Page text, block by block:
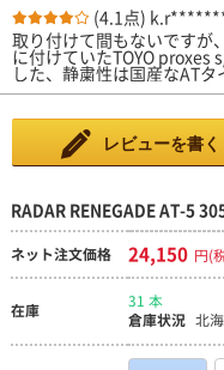
(4.1点)
取り付けて間もないですが
に付けていたTOYO proxes
した、静粛性は国産なAT
ーマンスは最高です、あと
レビューを書く
RADAR RENEGADE AT-5
ネット注文価格 24,150 円(
在庫
31 本
倉庫状況 北